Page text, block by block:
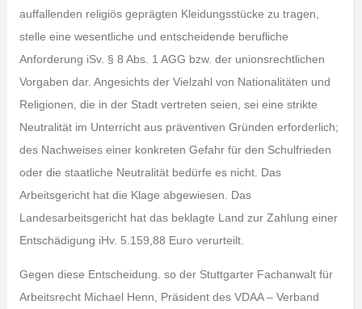
auffallenden religiös geprägten Kleidungsstücke zu tragen,
stelle eine wesentliche und entscheidende berufliche
Anforderung iSv. § 8 Abs. 1 AGG bzw. der unionsrechtlichen
Vorgaben dar. Angesichts der Vielzahl von Nationalitäten und
Religionen, die in der Stadt vertreten seien, sei eine strikte
Neutralität im Unterricht aus präventiven Gründen erforderlich;
des Nachweises einer konkreten Gefahr für den Schulfrieden
oder die staatliche Neutralität bedürfe es nicht. Das
Arbeitsgericht hat die Klage abgewiesen. Das
Landesarbeitsgericht hat das beklagte Land zur Zahlung einer
Entschädigung iHv. 5.159,88 Euro verurteilt.
Gegen diese Entscheidung. so der Stuttgarter Fachanwalt für
Arbeitsrecht Michael Henn, Präsident des VDAA – Verband